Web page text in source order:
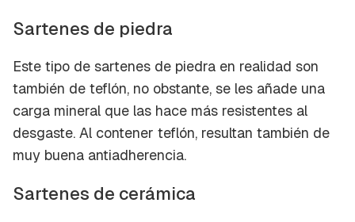
Sartenes de piedra
Este tipo de sartenes de piedra en realidad son
también de teflón, no obstante, se les añade una
carga mineral que las hace más resistentes al
desgaste. Al contener teflón, resultan también de
muy buena antiadherencia.
Sartenes de cerámica